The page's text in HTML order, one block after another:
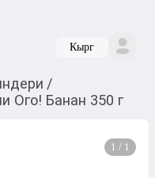
Кырг
/
Ого! Банан 350 г
1 / 1